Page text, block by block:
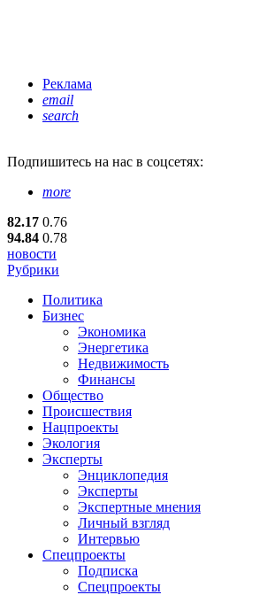
Реклама
email
search
Подпишитесь на нас в соцсетях:
more
82.17 0.76
94.84 0.78
новости
Рубрики
Политика
Бизнес
Экономика
Энергетика
Недвижимость
Финансы
Общество
Происшествия
Нацпроекты
Экология
Эксперты
Энциклопедия
Эксперты
Экспертные мнения
Личный взгляд
Интервью
Спецпроекты
Подписка
Спецпроекты